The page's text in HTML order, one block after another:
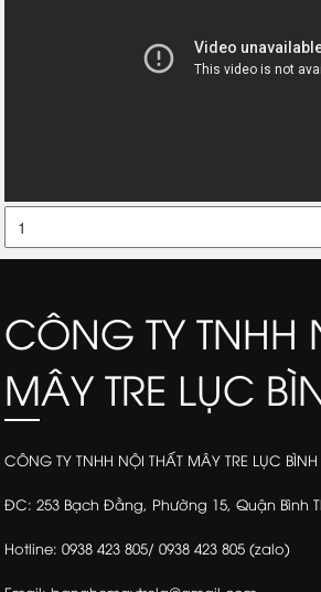
CÔNG TY TNHH
MÂY TRE LỤC
CÔNG TY TNHH NỘI THẤT MÂY TRE LỤC BÌNH
ĐC: 253 Bạch Đằng, Phường 15, Quận Bình
Hotline: 0938 423 805/ 0938 423 805 (zalo)